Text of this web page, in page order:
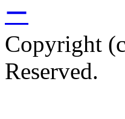
ー
Copyright
Reserved.